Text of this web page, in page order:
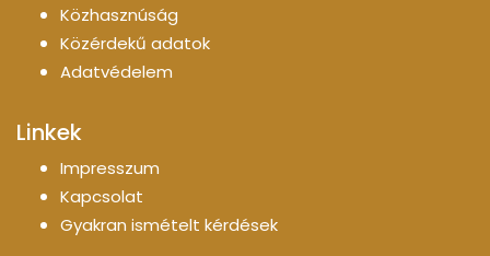
Közhasznúság
Közérdekű adatok
Adatvédelem
Linkek
Impresszum
Kapcsolat
Gyakran ismételt kérdések